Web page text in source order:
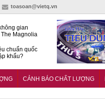
toasoan@vietq.vn
gian
Magnolia
chuẩn quốc
khẩu?
Nam trung
vốn vào bấtCẢNH BÁO CHẤT LƯỢNG